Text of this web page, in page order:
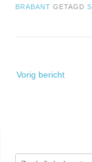
BRABANT GETAGD
navigatie
Vorig bericht